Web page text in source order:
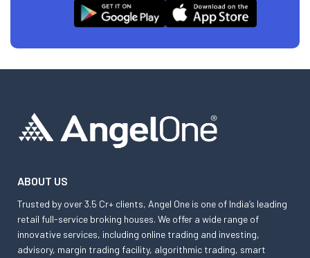
ABOUT US
Trusted by over 3.5 Cr+ clients, Angel One is one of India’s leading
retail full-service broking houses. We offer a wide range of
innovative services, including online trading and investing,
advisory, margin trading facility, algorithmic trading, smart